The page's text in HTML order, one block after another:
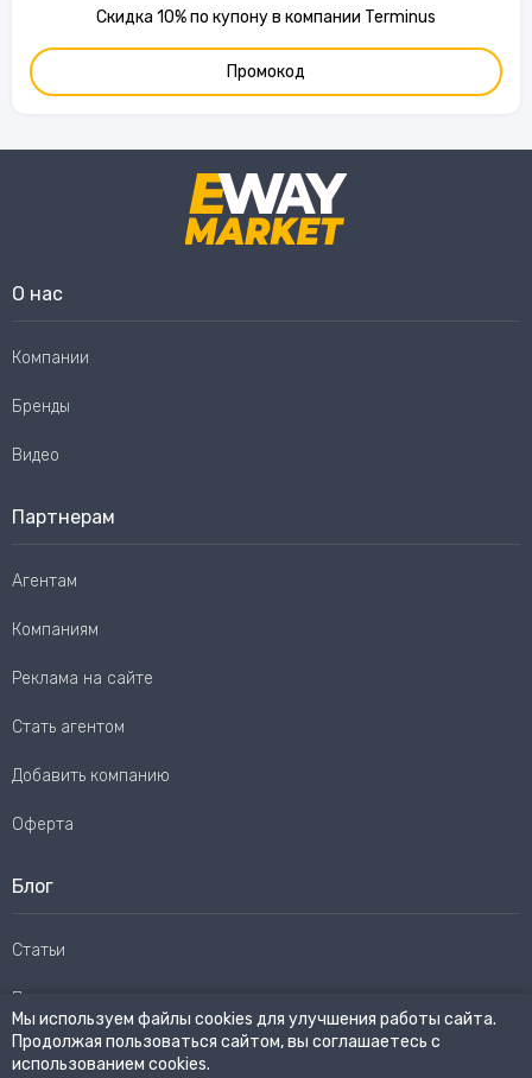
Скидка 10% по купону в компании Terminus
Промокод
О нас
Компании
Бренды
Видео
Партнерам
Агентам
Компаниям
Реклама на сайте
Стать агентом
Добавить компанию
Оферта
Блог
Статьи
Пользовательское соглашение
Карта сайта
Мы используем файлы cookies для улучшения работы сайта.
Продолжая пользоваться сайтом, вы соглашаетесь с
использованием cookies.